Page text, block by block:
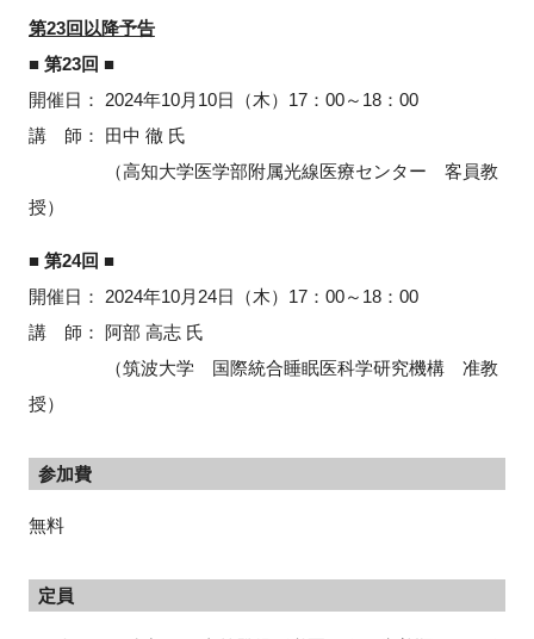
第23回以降予告
■ 第23回 ■
開催日： 2024年10月10日（木） 17： 00～ 18： 00
講 師： 田中 徹 氏
（高知大学医学部附属光線医療センター 客員教
授）
■ 第24回 ■
開催日： 2024年10月24日（木） 17： 00～ 18： 00
講 師： 阿部 高志 氏
（筑波大学 国際統合睡眠医科学研究機構 准教
授）
参加費
無料
定員